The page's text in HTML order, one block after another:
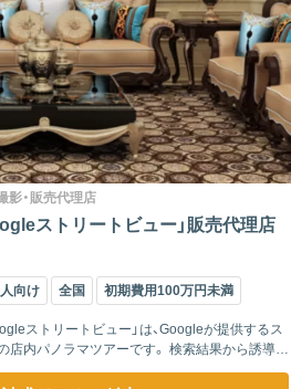
影・販売代理店
ストリートビュー」販売代理店
向け 全国 初期費用100万円未満
ツアーです。 検索結果から誘導し